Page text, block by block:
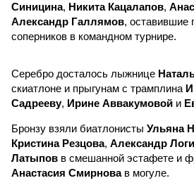
Синицина, Никита Кацалапов,
Александр Галлямов, оставившие
соперников в командном турнире.
Серебро досталось лыжнице
скиатлоне и прыгунам с трамплина
Садрееву, Ирине Аввакумовой и
Бронзу взяли биатлонисты Ульяна
Кристина Резцова, Александр
Латыпов в смешанной эстафете и
Анастасия Смирновав могуле.